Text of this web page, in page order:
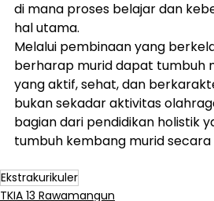
di mana proses belajar dan
hal utama.
Melalui pembinaan yang
berharap murid dapat tumbuh
yang aktif, sehat, dan
bukan sekadar aktivitas
bagian dari pendidikan holistik
tumbuh kembang murid secara
Ekstrakurikuler
TKIA 13 Rawamangun